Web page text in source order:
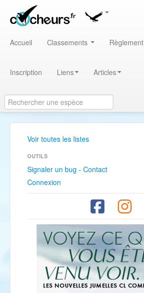
Accueil Classements Règlement
Inscription Liens Articles
Voir toutes les listes
OUTILS
Signaler un bug - Contact
Connexion